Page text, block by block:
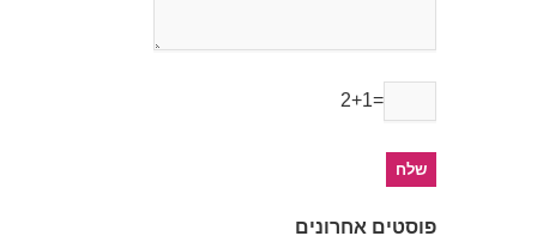
2+1=
פוסטים אחרונים